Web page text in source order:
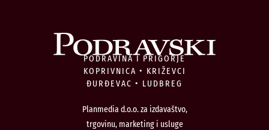
PODRAVINA I PRIGORJE
KOPRIVNICA • KRIŽEVCI
ĐURĐEVAC • LUDBREG
Planmedia d.o.o. za izdavaštvo,
trgovinu, marketing i usluge